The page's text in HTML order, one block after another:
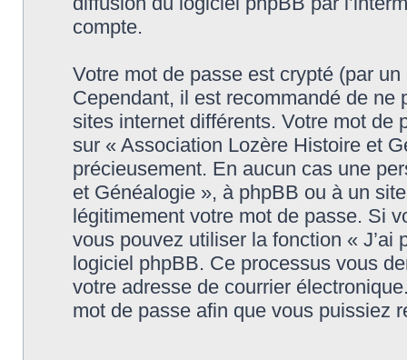
compte.
Votre mot de passe est crypté (par
Cependant, il est recommandé de
sites internet différents. Votre mot de
sur « Association Lozère Histoire et
précieusement. En aucun cas une
et Généalogie », à phpBB ou à un
légitimement votre mot de passe. Si
vous pouvez utiliser la fonction «
logiciel phpBB. Ce processus vous
votre adresse de courrier
mot de passe afin que vous puissiez